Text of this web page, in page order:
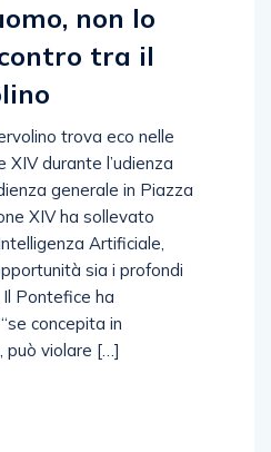
non lo
tra il
trova eco nelle
durante l’udienza
generale in Piazza
XIV ha sollevato
Artificiale,
sia i profondi
Pontefice ha
concepita in
può violare […]